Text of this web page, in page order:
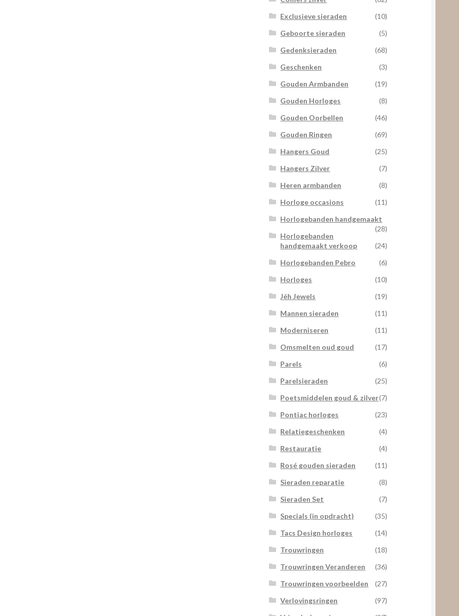
Exclusieve sieraden
(10)
Geboorte sieraden
(5)
Gedenksieraden
(68)
Geschenken
(3)
Gouden Armbanden
(19)
Gouden Horloges
(8)
Gouden Oorbellen
(46)
Gouden Ringen
(69)
Hangers Goud
(25)
Hangers Zilver
(7)
Heren armbanden
(8)
Horloge occasions
(11)
Horlogebanden handgemaakt
(28)
Horlogebanden
handgemaakt verkoop
(24)
Horlogebanden Pebro
(6)
Horloges
(10)
Jéh Jewels
(19)
Mannen sieraden
(11)
Moderniseren
(11)
Omsmelten oud goud
(17)
Parels
(6)
Parelsieraden
(25)
Poetsmiddelen goud & zilver(7)
Pontiac horloges
(23)
Relatiegeschenken
(4)
Restauratie
(4)
Rosé gouden sieraden
(11)
Sieraden reparatie
(8)
Sieraden Set
(7)
Specials (in opdracht)
(35)
Tacs Design horloges
(14)
Trouwringen
(18)
Trouwringen Veranderen
(36)
Trouwringen voorbeelden
(27)
Verlovingsringen
(97)